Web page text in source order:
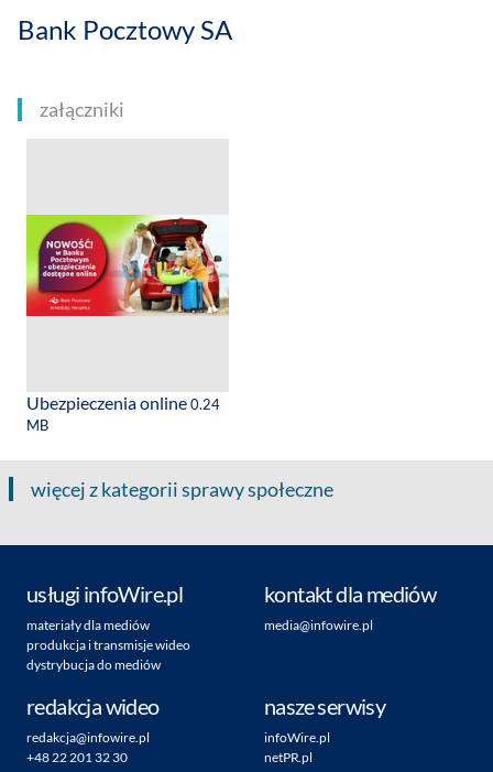
Bank Pocztowy SA
załączniki
Ubezpieczenia online0.24
MB
więcej z kategorii sprawy społeczne
usługi infoWire.pl
materiały dla mediów
produkcja i transmisje wideo
dystrybucja do mediów
kontakt dla mediów
media@infowire.pl
redakcja wideo
redakcja@infowire.pl
+48 22 201 32 30
nasze serwisy
infoWire.pl
netPR.pl